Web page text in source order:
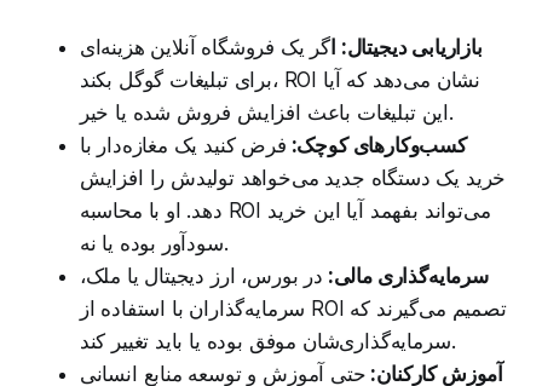
بازاریابی دیجیتال: ا گر یک فروشگاه آنلاین هزینه‌ای
برای تبلیغات گوگل بکند، ROI نشان می‌دهد که آیا
این تبلیغات باعث افزایش فروش شده یا خیر.
کسب‌وکارهای کوچک: فرض کنید یک مغازه‌دار با
خرید یک دستگاه جدید می‌خواهد تولیدش را افزایش
دهد. او با محاسبه ROI می‌تواند بفهمد آیا این خرید
سودآور بوده یا نه.
سرمایه‌گذاری مالی: در بورس، ارز دیجیتال یا ملک،
سرمایه‌گذاران با استفاده از ROI تصمیم می‌گیرند که
سرمایه‌گذاری‌شان موفق بوده یا باید تغییر کند.
آموزش کارکنان: حتی آموزش و توسعه منابع انسانی